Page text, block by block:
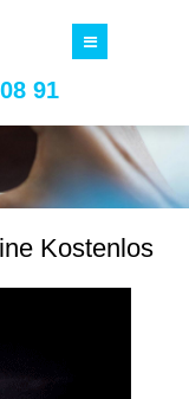
91
Kostenlos